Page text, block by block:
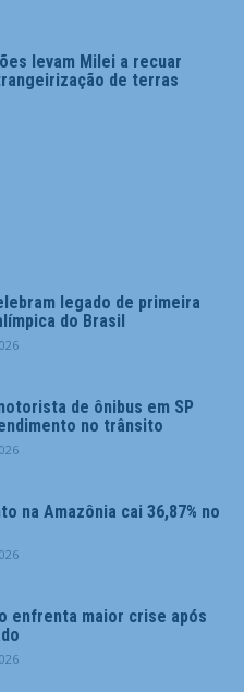
levam Milei a recuar
de terras
legado de primeira
do Brasil
de ônibus em SP
no trânsito
na Amazônia cai 36,87% no
enfrenta maior crise após